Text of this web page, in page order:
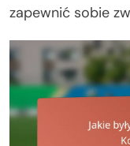
zapewnić sobie